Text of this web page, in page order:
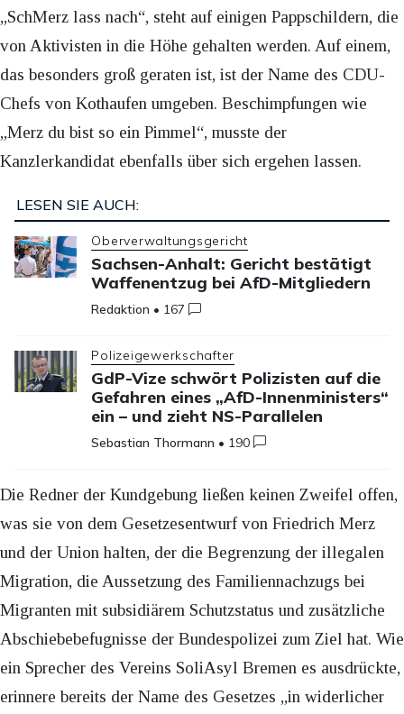
„SchMerz lass nach“, steht auf einigen Pappschildern, die
von Aktivisten in die Höhe gehalten werden. Auf einem,
das besonders groß geraten ist, ist der Name des CDU-
Chefs von Kothaufen umgeben. Beschimpfungen wie
„Merz du bist so ein Pimmel“, musste der
Kanzlerkandidat ebenfalls über sich ergehen lassen.
LESEN SIE AUCH:
Oberverwaltungsgericht
Sachsen-Anhalt: Gericht bestätigt
Waffenentzug bei AfD-Mitgliedern
Redaktion • 167
Polizeigewerkschafter
GdP-Vize schwört Polizisten auf die
Gefahren eines „AfD-Innenministers“
ein – und zieht NS-Parallelen
Sebastian Thormann • 190
Die Redner der Kundgebung ließen keinen Zweifel offen,
was sie von dem Gesetzesentwurf von Friedrich Merz
und der Union halten, der die Begrenzung der illegalen
Migration, die Aussetzung des Familiennachzugs bei
Migranten mit subsidiärem Schutzstatus und zusätzliche
Abschiebebefugnisse der Bundespolizei zum Ziel hat. Wie
ein Sprecher des Vereins SoliAsyl Bremen es ausdrückte,
erinnere bereits der Name des Gesetzes „in widerlicher